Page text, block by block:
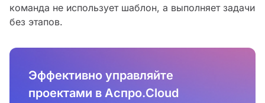
команда не использует шаблон, а выполняет задачи
без этапов.
Эффективно управляйте
проектами в Аспро.Cloud